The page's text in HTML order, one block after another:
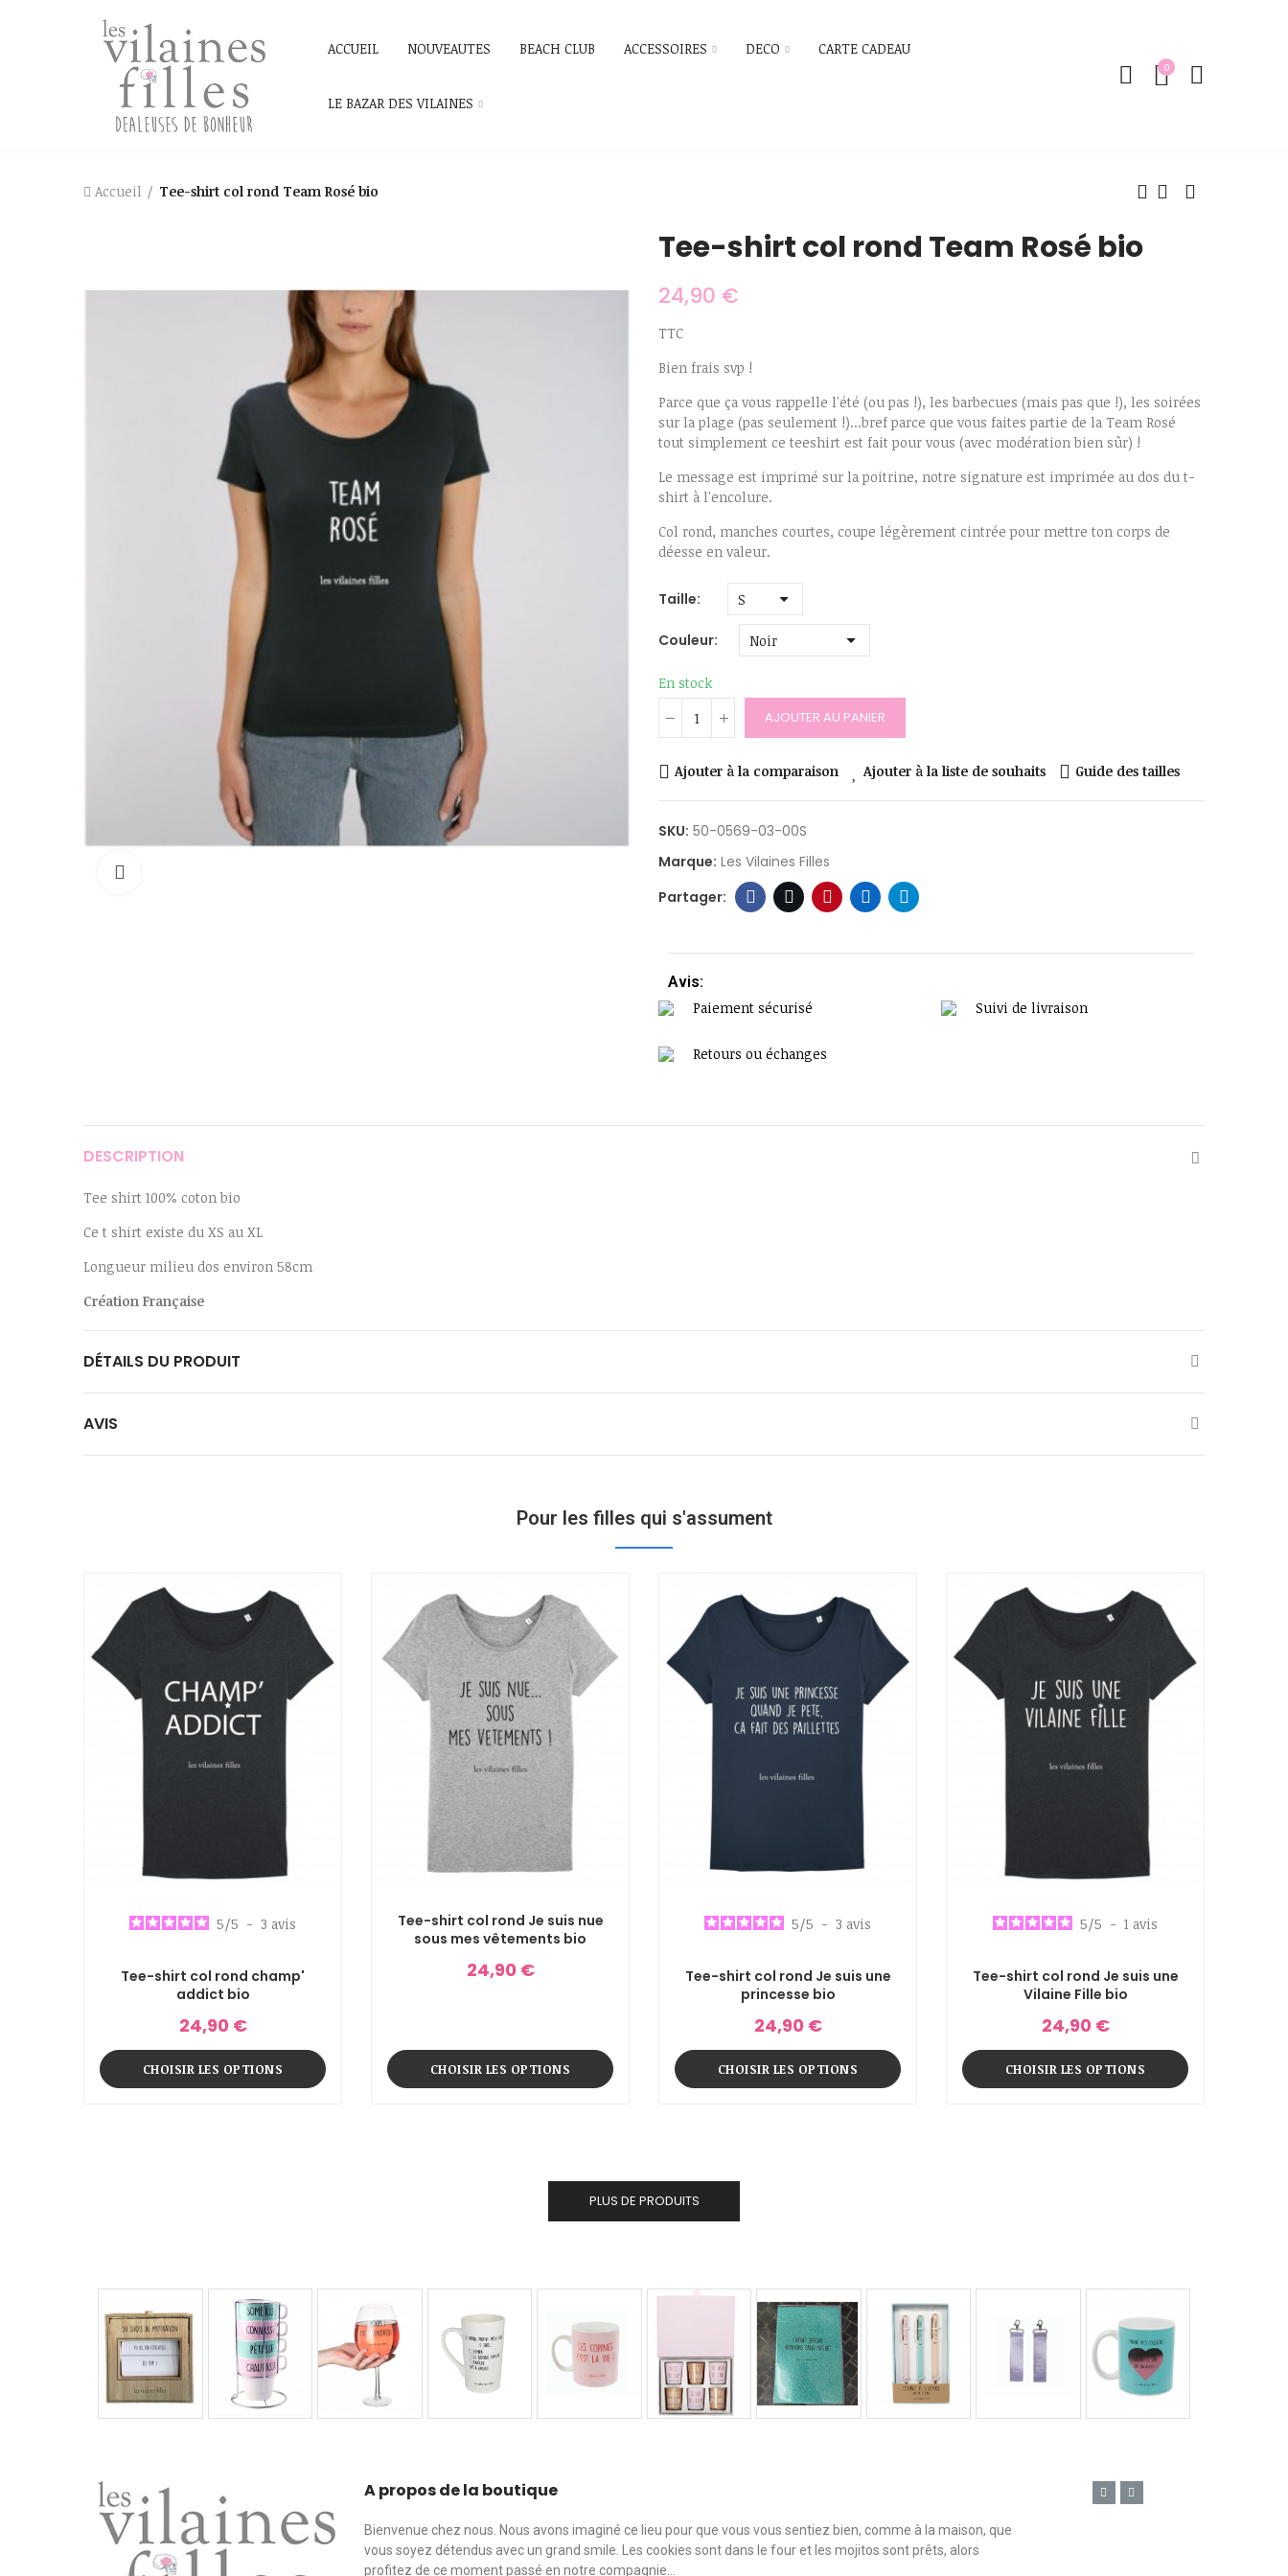
ACCUEIL NOUVEAUTES BEACH CLUB ACCESSOIRES DECO CARTE CADEAU
LE BAZAR DES VILAINES
0
Accueil Tee-shirt col rond Team Rosé bio
Tee-shirt col rond Team Rosé bio
24,90 €
TTC
Bien frais svp !
Parce que ça vous rappelle l'été (ou pas !), les barbecues (mais pas que !), les soirées
sur la plage (pas seulement !)...bref parce que vous faites partie de la Team Rosé
tout simplement ce teeshirt est fait pour vous (avec modération bien sûr) !
Le message est imprimé sur la poitrine, notre signature est imprimée au dos du t-
shirt à l'encolure.
Col rond, manches courtes, coupe légèrement cintrée pour mettre ton corps de
déesse en valeur.
Taille
Couleur
En stock
AJOUTER AU PANIER
Ajouter à la comparaison Ajouter à la liste de souhaits Guide des tailles
SKU: 50-0569-03-00S
Marque: Les Vilaines Filles
Avis:
Paiement sécurisé
Suivi de livraison
Retours ou échanges
DESCRIPTION
Tee shirt 100% coton bio
Ce t shirt existe du XS au XL
Longueur milieu dos environ 58cm
Création Française
DÉTAILS DU PRODUIT
AVIS
Pour les filles qui s'assument
5/5 - 3 avis
Tee-shirt col rond champ'
addict bio
24,90 €
CHOISIR LES OPTIONS
Tee-shirt col rond Je suis nue
sous mes vêtements bio
24,90 €
CHOISIR LES OPTIONS
5/5 - 3 avis
Tee-shirt col rond Je suis une
princesse bio
24,90 €
CHOISIR LES OPTIONS
5/5 - 1 avis
Tee-shirt col rond Je suis une
Vilaine Fille bio
24,90 €
CHOISIR LES OPTIONS
PLUS DE PRODUITS
A propos de la boutique
Bienvenue chez nous. Nous avons imaginé ce lieu pour que vous vous sentiez bien, comme à la maison, que
vous soyez détendus avec un grand smile. Les cookies sont dans le four et les mojitos sont prêts, alors
profitez de ce moment passé en notre compagnie...